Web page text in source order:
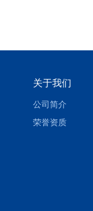
关于我们
公司简介
荣誉资质